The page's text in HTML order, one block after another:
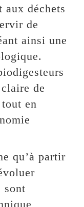
aux déchets
de
ainsi une
de
en
qu’à partir
sont